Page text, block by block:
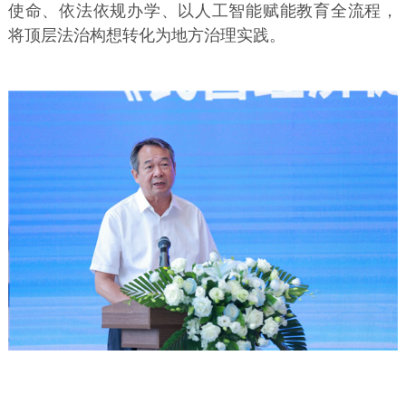
使命、依法依规办学、以人工智能赋能教育全流程，
将顶层法治构想转化为地方治理实践。